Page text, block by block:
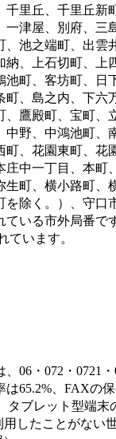
里丘、千里丘新
津屋、別府、三
池之端町、出雲
、上石切町、上
町、客坊町、日
、島之内、下六
鷹殿町、宝町、
野、中鴻池町、
、花園東町、花
中一丁目、本町
町、横小路町
除く。）、守口
いる市外局番で
ています。
06・072・0721・
65.2%、FAXの
タブレット型端
したことがない